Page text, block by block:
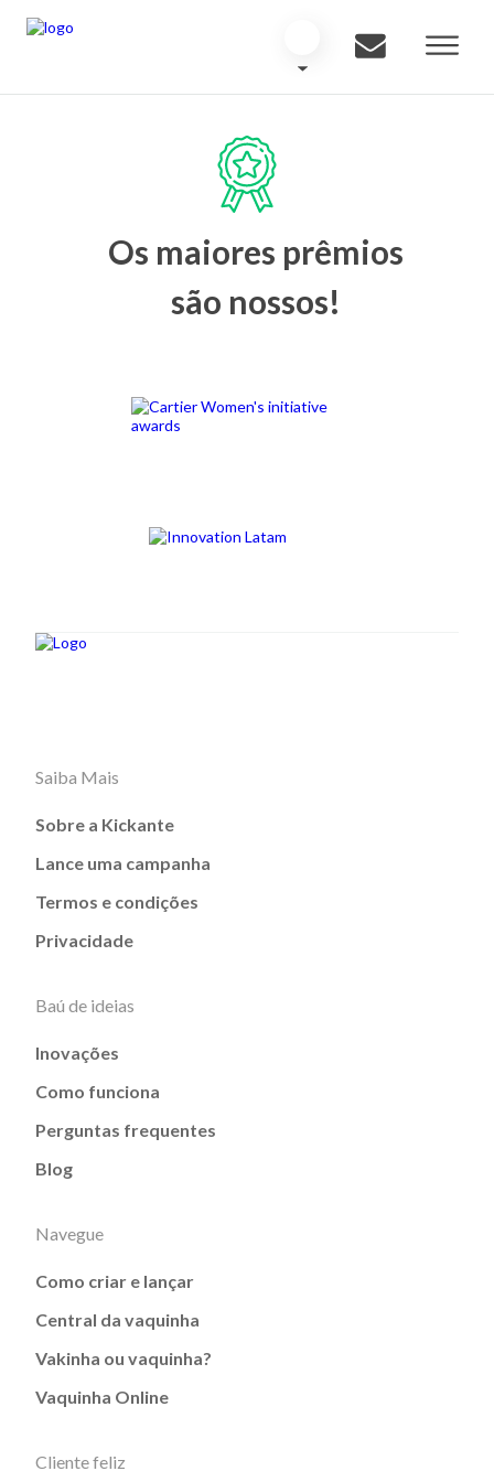
Os maiores prêmios
são nossos!
Saiba Mais
Sobre a Kickante
Lance uma campanha
Termos e condições
Privacidade
Baú de ideias
Inovações
Como funciona
Perguntas frequentes
Blog
Navegue
Como criar e lançar
Central da vaquinha
Vakinha ou vaquinha?
Vaquinha Online
Cliente feliz